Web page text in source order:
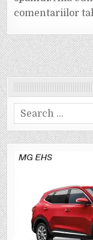
comentariilor
Search
for: